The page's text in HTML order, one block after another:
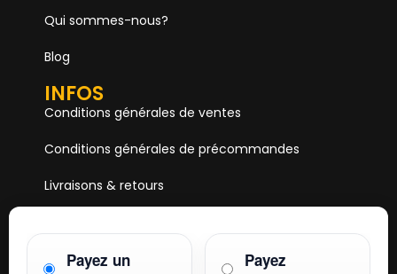
Payez un
Payez
Qui sommes-nous?
Blog
INFOS
Conditions générales de ventes
Conditions générales de précommandes
Livraisons & retours
Paiements